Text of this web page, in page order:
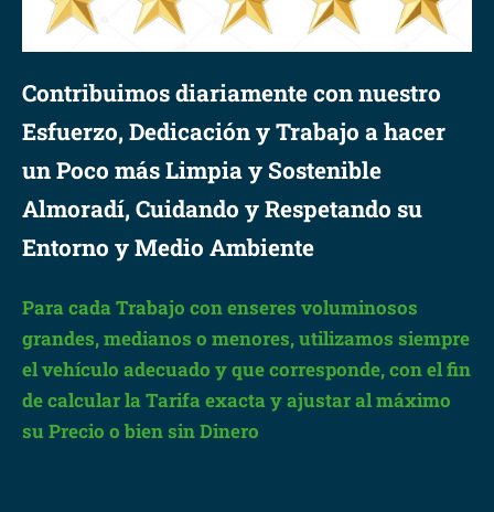
Contribuimos diariamente con nuestro
Esfuerzo, Dedicación y Trabajo a hacer
un Poco más Limpia y Sostenible
Almoradí, Cuidando y Respetando su
Entorno y Medio Ambiente
Para cada Trabajo con enseres voluminosos
grandes, medianos o menores, utilizamos siempre
el vehículo adecuado y que corresponde, con el fin
de calcular la Tarifa exacta y ajustar al máximo
su Precio o bien sin Dinero